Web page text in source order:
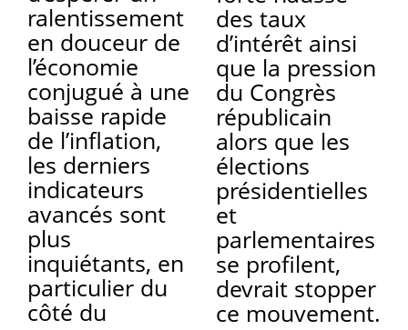
ralentissement
en douceur de
l’économie
conjugué à une
baisse rapide
de l’inflation,
les derniers
indicateurs
avancés sont
plus
inquiétants, en
particulier du
côté du
des taux
d’intérêt ainsi
que la pression
du Congrès
républicain
alors que les
élections
présidentielles
et
parlementaires
se profilent,
devrait stopper
ce mouvement.